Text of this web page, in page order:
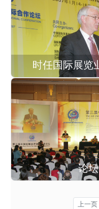
时任国际展览
论
上一页